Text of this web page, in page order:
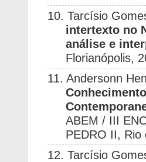
10. Tarcísio
intertexto no
análise e
Florianópolis,
11. Andersonn
ABEM / III
PEDRO II, Rio
12. Tarcísio